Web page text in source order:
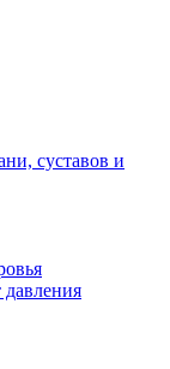
суставов и
давления